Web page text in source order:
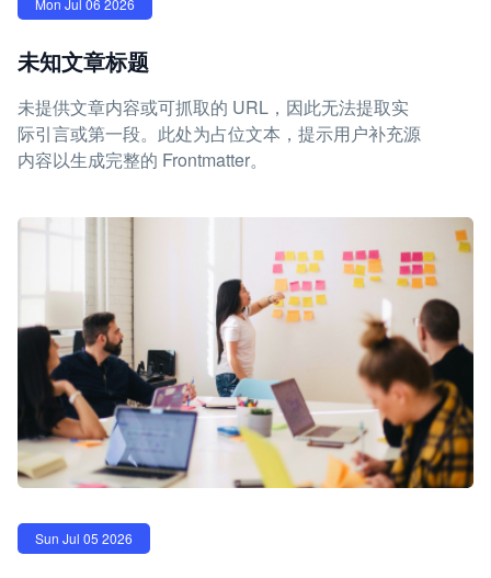
Mon Jul 06 2026
未知文章标题
未提供文章内容或可抓取的 URL，因此无法提取实
际引言或第一段。此处为占位文本，提示用户补充源
内容以生成完整的 Frontmatter。
Sun Jul 05 2026